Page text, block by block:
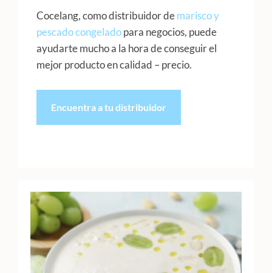
Cocelang, como distribuidor demarisco y
pescado congeladopara negocios, puede
ayudarte mucho a la hora de conseguir el
mejor producto en calidad – precio.
Encuentra a tu distribuidor